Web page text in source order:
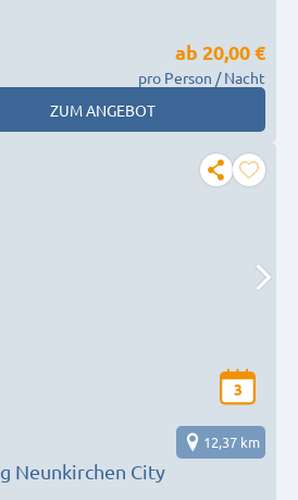
ab 20,00 €
pro Person / Nacht
ZUM ANGEBOT
3
Neunkirchen City
12,37 km